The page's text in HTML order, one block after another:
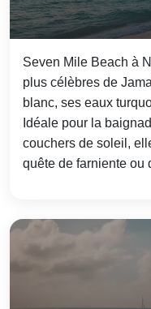
Seven Mile Beach à
plus célèbres de
blanc, ses eaux
Idéale pour la
couchers de soleil,
quête de farniente ou